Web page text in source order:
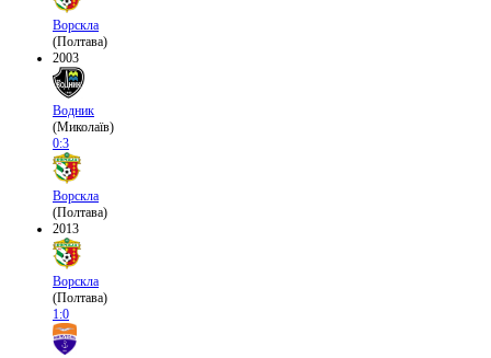
Ворскла
(Полтава)
2003
Водник
(Миколаїв)
0:3
Ворскла
(Полтава)
2013
Ворскла
(Полтава)
1:0